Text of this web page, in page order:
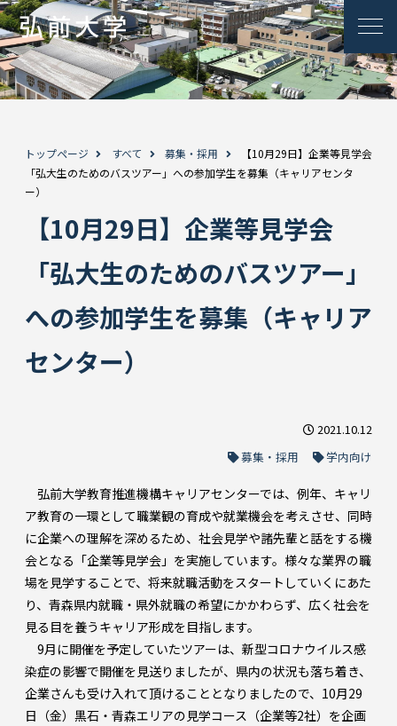
トップページ すべて 募集・採用
【10月29日】企業等見学会
「弘大生のためのバスツアー」への参加学生を募集（キャリアセンタ
ー）
【10月29日】企業等見学会
「弘大生のためのバスツアー」
への参加学生を募集（キャリア
センター）
2021.10.12
募集・採用
学内向け
弘前大学教育推進機構キャリアセンターでは、例年、キャリ
ア教育の一環として職業観の育成や就業機会を考えさせ、同時
に企業への理解を深めるため、社会見学や諸先輩と話をする機
会となる「企業等見学会」を実施しています。様々な業界の職
場を見学することで、将来就職活動をスタートしていくにあた
り、青森県内就職・県外就職の希望にかかわらず、広く社会を
見る目を養うキャリア形成を目指します。
9月に開催を予定していたツアーは、新型コロナウイルス感
染症の影響で開催を見送りましたが、県内の状況も落ち着き、
企業さんも受け入れて頂けることとなりましたので、10月29
日（金）黒石・青森エリアの見学コース（企業等2社）を企画